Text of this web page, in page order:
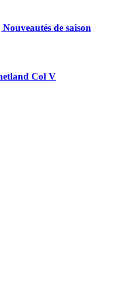
de saison
Col V